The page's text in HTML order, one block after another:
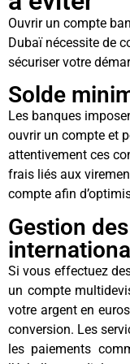
Ouvrir un compte
Dubaï nécessite de
sécuriser votre
Solde
Les banques
ouvrir un compte et
attentivement ces
frais liés aux
compte afin
Gestion
Si vous effectuez
un compte
votre argent en
conversion. Les
les paiements